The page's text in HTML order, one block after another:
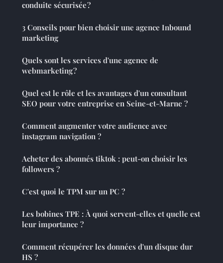
conduite sécurisée ?
3 Conseils pour bien choisir une agence Inbound
marketing
Quels sont les services d'une agence de
webmarketing ?
Quel est le rôle et les avantages d'un consultant
SEO pour votre entreprise en Seine-et-Marne ?
Comment augmenter votre audience avec
instagram navigation ?
Acheter des abonnés tiktok : peut-on choisir les
followers ?
C'est quoi le TPM sur un PC ?
Les bobines TPE : À quoi servent-elles et quelle est
leur importance ?
Comment récupérer les données d'un disque dur
HS ?